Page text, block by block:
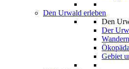
Den Urwald erleben
Den
Der
Gebiet